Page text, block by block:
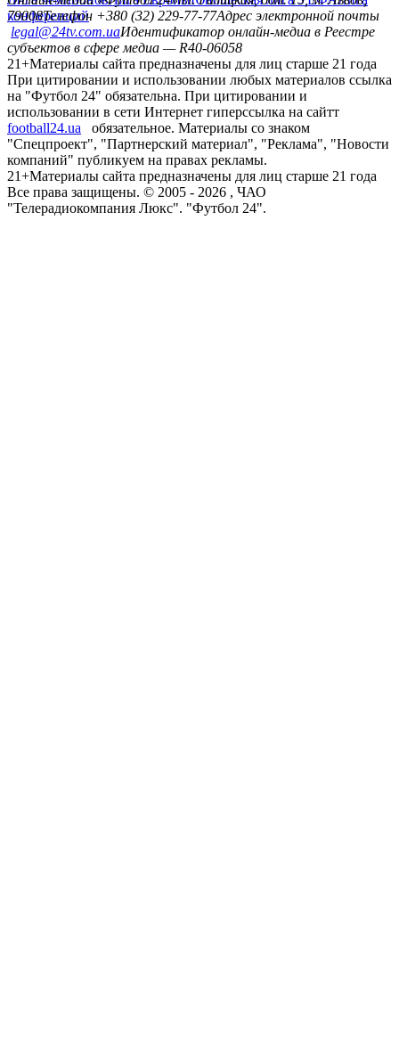
конференций
79008Телефон +380 (32) 229-77-77Адрес электронной почты
legal@24tv.com.uaИдентификатор онлайн-медиа в Реестре
субъектов в сфере медиа — R40-06058
21+Материалы сайта предназначены для лиц старше 21 года
При цитировании и использовании любых материалов ссылка
на "Футбол 24" обязательна. При цитировании и
использовании в сети Интернет гиперссылка на сайтт
football24.ua
обязательное. Материалы со знаком
"Спецпроект", "Партнерский материал", "Реклама", "Новости
компаний" публикуем на правах рекламы.
21+Материалы сайта предназначены для лиц старше 21 года
Все права защищены. © 2005 - 2026 , ЧАО
"Телерадиокомпания Люкс". "Футбол 24".